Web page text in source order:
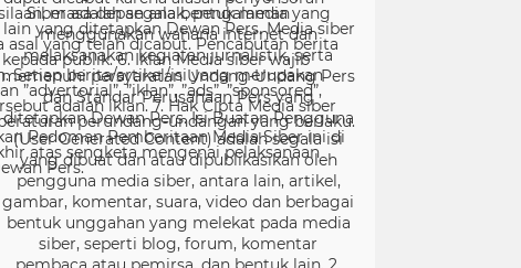
Siber adalah segala bentuk media yang
menggunakan wahana internet dan
melaksanakan kegiatan jurnalistik, serta
memenuhi persyaratan Undang-Undang Pers
dan Standar Perusahaan Pers yang
ditetapkan Dewan Pers. Isi Buatan Pengguna
(User Generated Content) adalah segala isi
yang dibuat dan atau dipublikasikan oleh
pengguna media siber, antara lain, artikel,
gambar, komentar, suara, video dan berbagai
bentuk unggahan yang melekat pada media
siber, seperti blog, forum, komentar